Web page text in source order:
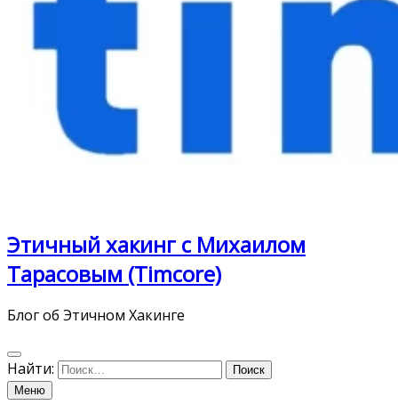
Этичный хакинг с Михаилом
Тарасовым (Timcore)
Блог об Этичном Хакинге
Найти:
Меню